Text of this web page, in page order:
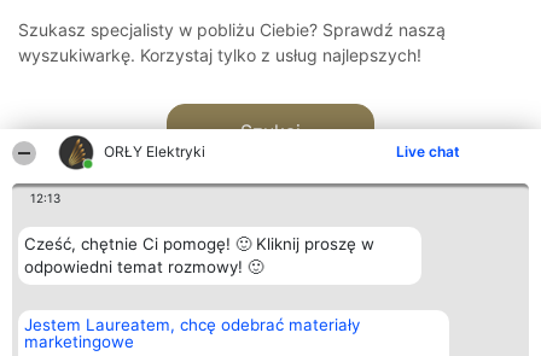
ORŁY Elektryki Live chat
12:13
Cześć, chętnie Ci pomogę! 🙂 Kliknij proszę w
odpowiedni temat rozmowy! 🙂
Jestem Laureatem, chcę odebrać materiały
marketingowe
Szukasz specjalisty w pobliżu Ciebie? Sprawdź naszą
wyszukiwarkę. Korzystaj tylko z usług najlepszych!
Szukaj
Organizator plebiscytu
Bright Side Solutions sp. z o.
o. sp. k.
Plebiscyt
Laureaci
Kontakt
Kontakt